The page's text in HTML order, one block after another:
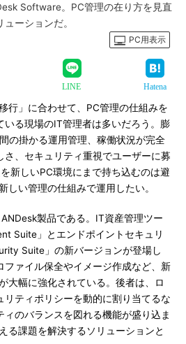
Software。PC管理の在り方を見直
ーションだ。
PC用表示
LINE Hatena
行」に合わせて、PC管理の仕組みを
いる現場のIT管理者は多いだろう。膨
の掛かる運用管理、稼働状況が完全
さ、セキュリティ重視でユーザーに募
新しいPC環境にまで持ち込むのは避
しい管理の仕組みで運用したい。
製品である。IT資産管理ツー
Suite」とエンドポイントセキュリ
Suite」の新バージョンが登場し
ファイル保全やイメージ作成など、新
大幅に強化されている。後者は、ロ
リティポリシーを動的に割り当てるな
ィのバランスを図れる機能が盛り込ま
る課題を解決するソリューションと